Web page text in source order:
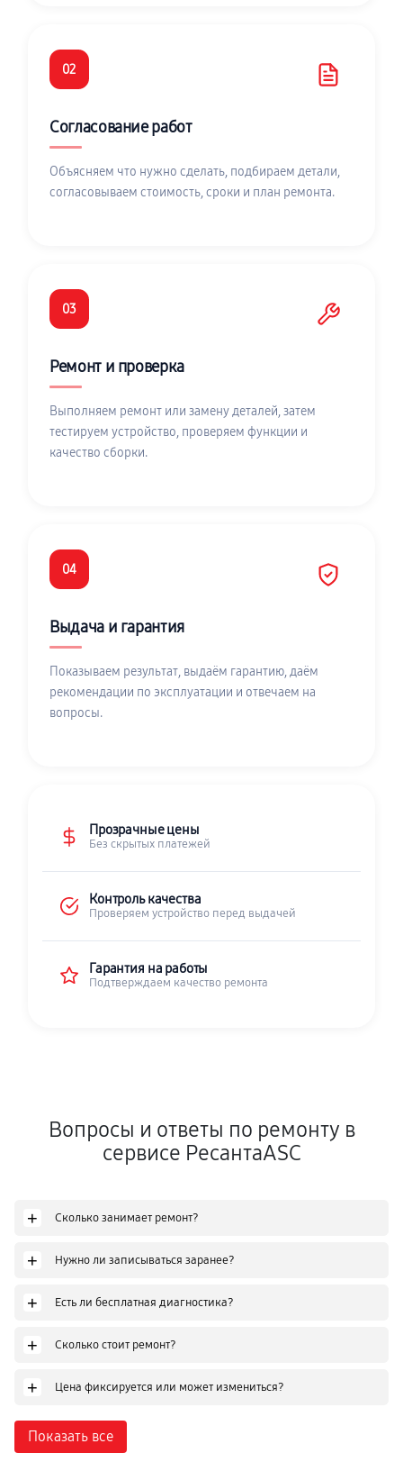
02
Согласование работ
Объясняем что нужно сделать, подбираем детали,
согласовываем стоимость, сроки и план ремонта.
03
Ремонт и проверка
Выполняем ремонт или замену деталей, затем
тестируем устройство, проверяем функции и
качество сборки.
04
Выдача и гарантия
Показываем результат, выдаём гарантию, даём
рекомендации по эксплуатации и отвечаем на
вопросы.
Прозрачные цены
Без скрытых платежей
Контроль качества
Проверяем устройство перед выдачей
Гарантия на работы
Подтверждаем качество ремонта
Вопросы и ответы по ремонту в
сервисе РесантаASC
+ Сколько занимает ремонт?
+ Нужно ли записываться заранее?
+ Есть ли бесплатная диагностика?
+ Сколько стоит ремонт?
+ Цена фиксируется или может измениться?
Показать все